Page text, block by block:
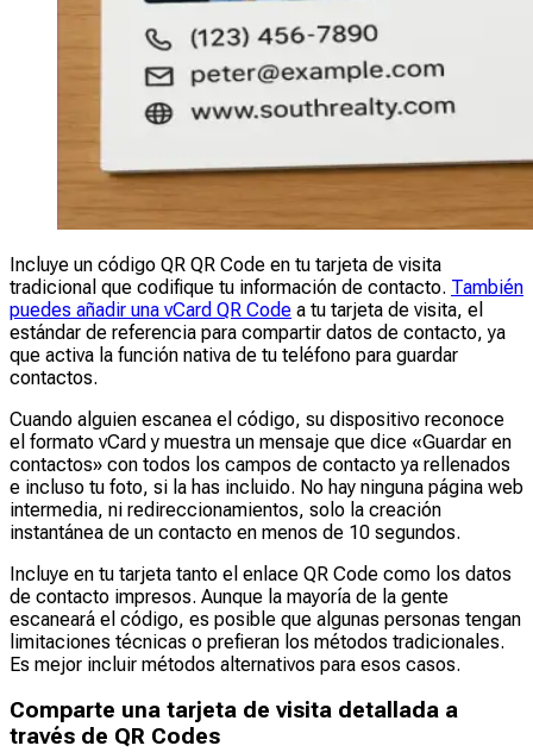
Incluye un código QR QR Code en tu tarjeta de visita
tradicional que codifique tu información de contacto. También
puedes añadir una vCard QR Code a tu tarjeta de visita, el
estándar de referencia para compartir datos de contacto, ya
que activa la función nativa de tu teléfono para guardar
contactos.
Cuando alguien escanea el código, su dispositivo reconoce
el formato vCard y muestra un mensaje que dice «Guardar en
contactos» con todos los campos de contacto ya rellenados
e incluso tu foto, si la has incluido. No hay ninguna página web
intermedia, ni redireccionamientos, solo la creación
instantánea de un contacto en menos de 10 segundos.
Incluye en tu tarjeta tanto el enlace QR Code como los datos
de contacto impresos. Aunque la mayoría de la gente
escaneará el código, es posible que algunas personas tengan
limitaciones técnicas o prefieran los métodos tradicionales.
Es mejor incluir métodos alternativos para esos casos.
Comparte una tarjeta de visita detallada a
través de QR Codes